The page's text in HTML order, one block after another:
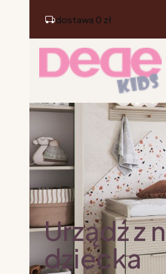
dostawa 0 zł
Urządź z
dziecka